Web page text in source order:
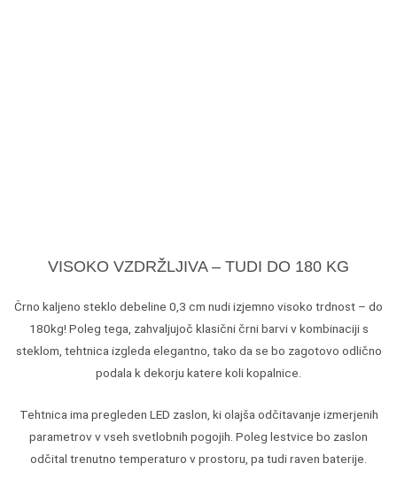
VISOKO VZDRŽLJIVA – TUDI DO 180 KG
Črno kaljeno steklo debeline 0,3 cm nudi izjemno visoko trdnost – do
180kg! Poleg tega, zahvaljujoč klasični črni barvi v kombinaciji s
steklom, tehtnica izgleda elegantno, tako da se bo zagotovo odlično
podala k dekorju katere koli kopalnice.
Tehtnica ima pregleden LED zaslon, ki olajša odčitavanje izmerjenih
parametrov v vseh svetlobnih pogojih. Poleg lestvice bo zaslon
odčital trenutno temperaturo v prostoru, pa tudi raven baterije.